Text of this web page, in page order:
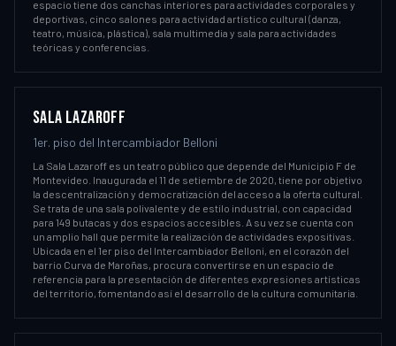
espacio tiene dos canchas interiores para actividades corporales y
deportivas, cinco salones para actividad artístico cultural (danza,
teatro, música, plástica), sala multimedia y sala para actividades
teóricas y conferencias.
SALA LAZAROFF
1er. piso del Intercambiador Belloni
La Sala Lazaroff es un teatro público que depende del Municipio F de
Montevideo. Inaugurada el 11 de setiembre de 2020, tiene por objetivo
la descentralización y democratización del acceso a la oferta cultural.
Se trata de una sala polivalente y de estilo industrial, con capacidad
para 149 butacas y dos espacios accesibles. A su vez se cuenta con
un amplio hall que permite la realización de actividades expositivas.
Ubicada en el 1er piso del Intercambiador Belloni, en el corazón del
barrio Curva de Maroñas, procura convertirse en un espacio de
referencia para la presentación de diferentes expresiones artísticas
del territorio, fomentando así el desarrollo de la cultura comunitaria.